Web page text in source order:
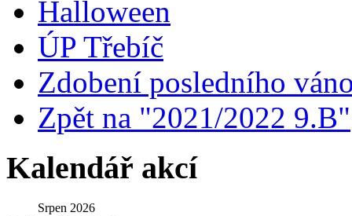
Halloween
ÚP Třebíč
Zdobení posledního
Zpět na "2021/2022 9.B"
Kalendář akcí
Srpen 2026